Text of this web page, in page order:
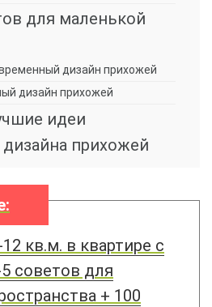
для маленькой
дизайн прихожей
дизайн прихожей
идеи
прихожей
кв.м. в квартире с
советов для
+ 100